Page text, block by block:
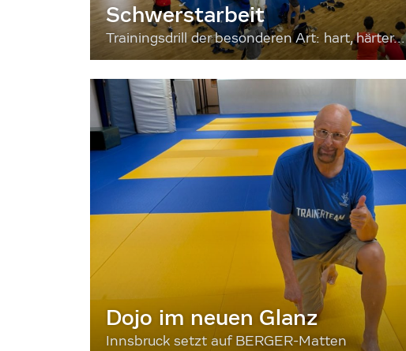
Schwerstarbeit
Trainingsdrill der besonderen Art: hart, härter...
Dojo im neuen Glanz
Innsbruck setzt auf BERGER-Matten